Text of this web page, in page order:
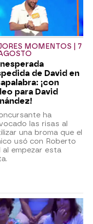
MOMENTOS | 7
de David en
¡con
para David
ha
las risas al
una broma que el
usó con Roberto
al empezar esta